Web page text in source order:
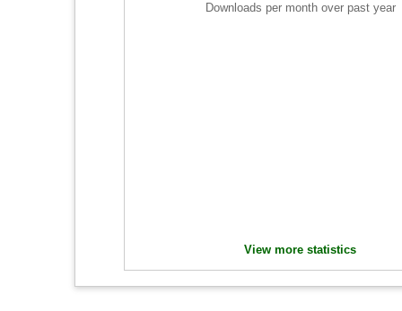
Downloads per month over past year
View more statistics